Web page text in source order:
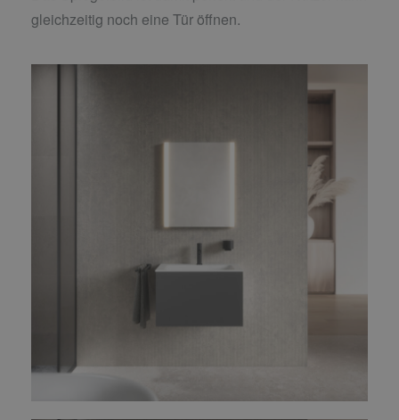
gleichzeitig noch eine Tür öffnen.